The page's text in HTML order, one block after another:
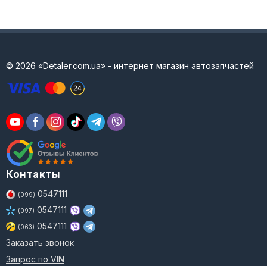
© 2026 «Detaler.com.ua» - интернет магазин автозапчастей
Контакты
(099) 0547111
(097) 0547111
(063) 0547111
Заказать звонок
Запрос по VIN